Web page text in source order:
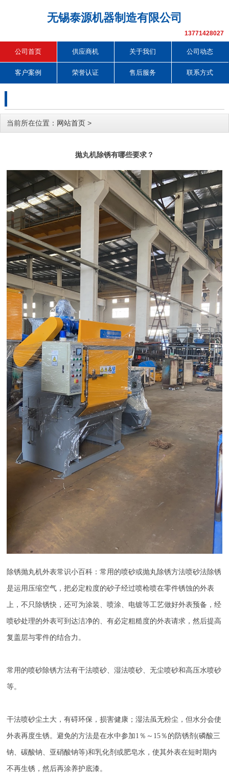
无锡泰源机器制造有限公司
13771428027
公司首页 供应商机 关于我们 公司动态
客户案例 荣誉认证 售后服务 联系方式
当前所在位置： 网站首页 >
抛丸机除锈有哪些要求？
除锈抛丸机外表常识小百科：常用的喷砂或抛丸除锈方法喷砂法除锈
是运用压缩空气，把必定粒度的砂子经过喷枪喷在零件锈蚀的外表
上，不只除锈快，还可为涂装、喷涂、电镀等工艺做好外表预备，经
喷砂处理的外表可到达洁净的、有必定粗糙度的外表请求，然后提高
复盖层与零件的结合力。
常用的喷砂除锈方法有干法喷砂、湿法喷砂、无尘喷砂和高压水喷砂
等。
干法喷砂尘土大，有碍环保，损害健康；湿法虽无粉尘，但水分会使
外表再度生锈。避免的方法是在水中参加1％～15％的防锈剂(磷酸三
钠、碳酸钠、亚硝酸钠等)和乳化剂或肥皂水，使其外表在短时期内
不再生锈，然后再涂养护底漆。